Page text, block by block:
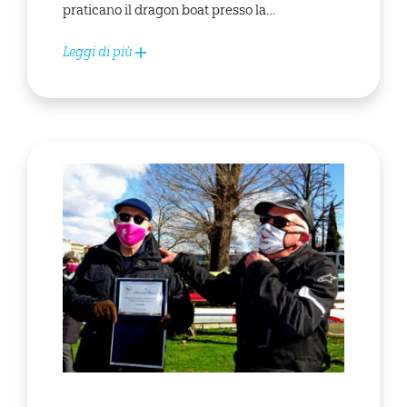
praticano il dragon boat presso la…
Leggi di più